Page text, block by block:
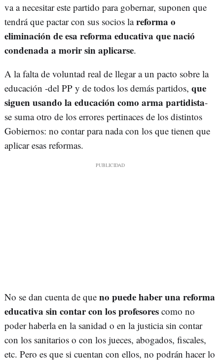
va a necesitar este partido para gobernar, suponen que
tendrá que pactar con sus socios lareforma o
eliminación de esa reforma educativa que nació
condenada a morir sin aplicarse.
A la falta de voluntad real de llegar a un pacto sobre la
educación -del PP y de todos los demás partidos, que
siguen usando la educación como arma partidista-
se suma otro de los errores pertinaces de los distintos
Gobiernos: no contar para nada con los que tienen que
aplicar esas reformas.
No se dan cuenta de que no puede haber una reforma
educativa sin contar con los profesores como no
poder haberla en la sanidad o en la justicia sin contar
con los sanitarios o con los jueces, abogados, fiscales,
etc. Pero es que si cuentan con ellos, no podrán hacer lo